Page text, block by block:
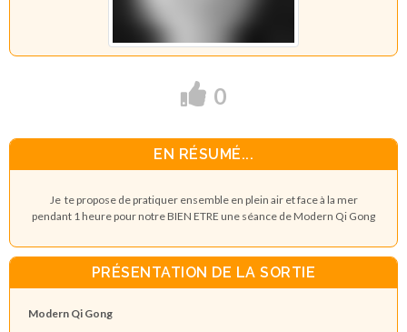
0
EN RÉSUMÉ...
Je te propose de pratiquer ensemble en plein air et face à la mer
pendant 1 heure pour notre BIEN ETRE une séance de Modern Qi Gong
PRÉSENTATION DE LA SORTIE
Modern Qi Gong